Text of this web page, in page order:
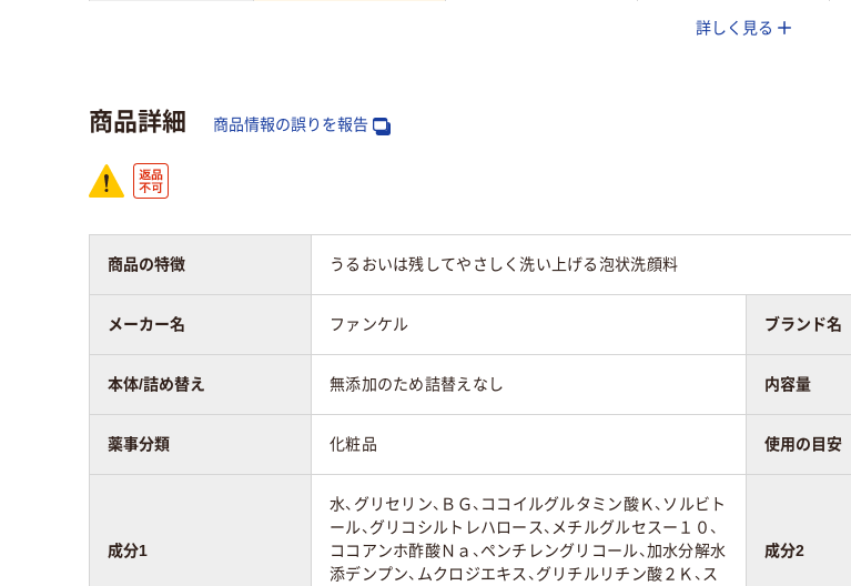
詳しく見る
商品詳細 商品情報の誤りを報告
商品の特徴 うるおいは残してやさしく洗い上げる泡状洗顔料
メーカー名 ファンケル ブランド名
本体/詰め替え 無添加のため詰替えなし 内容量
薬事分類 化粧品 使用の目安
成分1
水、グリセリン、ＢＧ、ココイルグルタミン酸Ｋ、ソルビト
ール、グリコシルトレハロース、メチルグルセスー１０、
ココアンホ酢酸Ｎａ、ペンチレングリコール、加水分解水
添デンプン、ムクロジエキス、グリチルリチン酸２Ｋ、ス
成分2